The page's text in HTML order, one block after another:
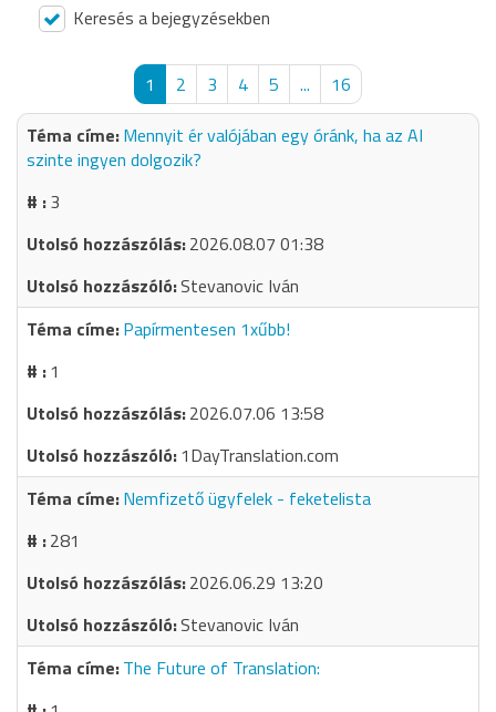
Keresés a bejegyzésekben
1 2 3 4 5 ...
16
Mennyit ér valójában egy óránk, ha az AI
szinte ingyen dolgozik?
3
2026.08.07 01:38
Stevanovic Iván
Papírmentesen 1xűbb!
1
2026.07.06 13:58
1DayTranslation.com
Nemfizető ügyfelek - feketelista
281
2026.06.29 13:20
Stevanovic Iván
The Future of Translation: